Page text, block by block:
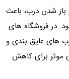
شدن درب، باعث
در فروشگاه‌ های
های عایق بندی و
موثر برای کاهش